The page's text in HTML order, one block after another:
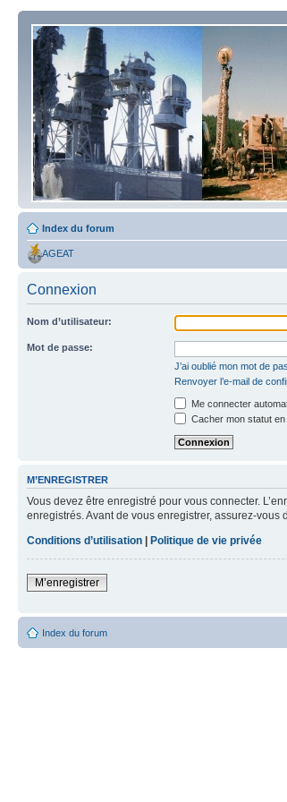
Index du forum
AGEAT
Connexion
Nom d’utilisateur:
Mot de passe:
J’ai oublié mon mot de
Renvoyer l’e-mail de
Me connecter
Cacher mon statut
M’ENREGISTRER
Vous devez être enregistré pour vous connecter.
enregistrés. Avant de vous enregistrer, assurez-
Conditions d’utilisation | Politique de vie privée
M’enregistrer
Index du forum